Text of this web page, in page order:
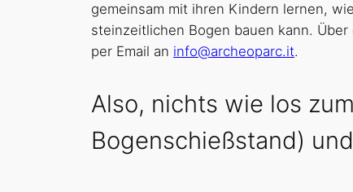
gemeinsam mit ihren Kindern lernen,
steinzeitlichen Bogen bauen kann.
per Email an info@archeoparc.it.
Also, nichts wie los
Bogenschießstand)